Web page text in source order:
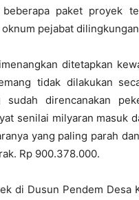
paket proyek
pejabat
ditetapkan
tidak dilakukan
sudah direncanakan
senilai milyaran masuk
yang paling parah
Rp 900.378.000.
di Dusun Pendem Desa